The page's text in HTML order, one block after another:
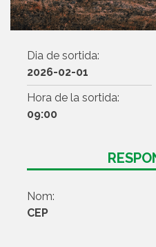
Dia de sortida:
2026-02-01
Hora de la sortida:
09:00
Nom:
CEP